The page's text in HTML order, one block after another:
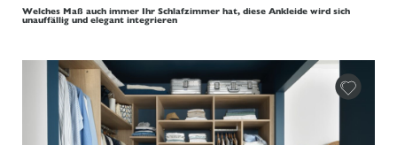
Welches Maß auch immer Ihr Schlafzimmer hat, diese Ankleide wird sich
unauffällig und elegant integrieren